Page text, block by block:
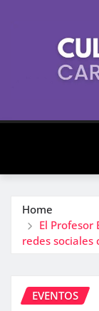
Home
El
redes sociales
EVENTOS